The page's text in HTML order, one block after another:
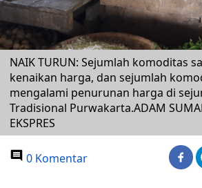
NAIK TURUN: Sejumlah komoditas
kenaikan harga, dan sejumlah
mengalami penurunan harga di
Tradisional Purwakarta.ADAM
EKSPRES
0 Komentar